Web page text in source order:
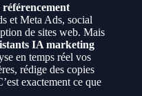
référencement
et Meta Ads, social
de sites web. Mais
IA marketing
en temps réel vos
rédige des copies
exactement ce que